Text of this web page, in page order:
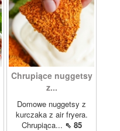
Chrupiące nuggetsy
z...
Domowe nuggetsy z
kurczaka z air fryera.
Chrupiąca... ⇖ 85